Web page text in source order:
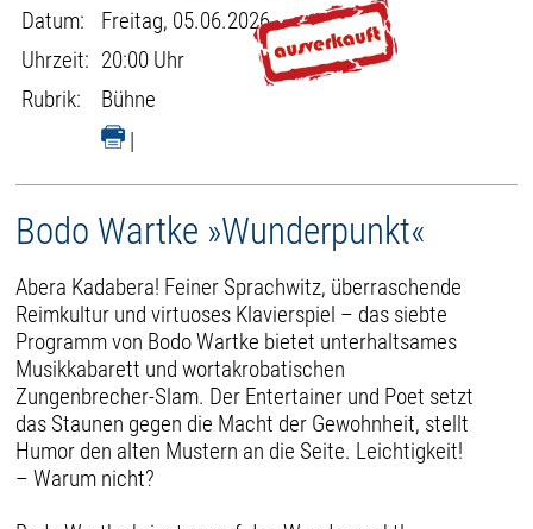
Datum:
Freitag, 05.06.2026
Uhrzeit: 20:00 Uhr
Rubrik:
Bühne
|
Bodo Wartke »Wunderpunkt«
Abera Kadabera! Feiner Sprachwitz, überraschende
Reimkultur und virtuoses Klavierspiel – das siebte
Programm von Bodo Wartke bietet unterhaltsames
Musikkabarett und wortakrobatischen
Zungenbrecher-Slam. Der Entertainer und Poet setzt
das Staunen gegen die Macht der Gewohnheit, stellt
Humor den alten Mustern an die Seite. Leichtigkeit!
– Warum nicht?